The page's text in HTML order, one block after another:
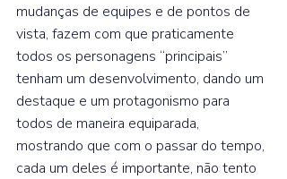
mudanças de equipes e de pontos de
vista, fazem com que praticamente
todos os personagens “principais”
tenham um desenvolvimento, dando um
destaque e um protagonismo para
todos de maneira equiparada,
mostrando que com o passar do tempo,
cada um deles é importante, não tento